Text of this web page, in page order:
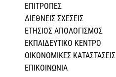
ΕΠΙΤΡΟΠΕΣ
ΔΙΕΘΝΕΙΣ ΣΧΕΣEIΣ
ΕΤΗΣΙΟΣ ΑΠΟΛΟΓΙΣΜΟΣ
ΕΚΠΑΙΔΕΥΤΙΚΟ ΚΕΝΤΡΟ
ΟΙΚΟΝΟΜΙΚΕΣ ΚΑΤΑΣΤΑΣΕΙΣ
ΕΠΙΚΟΙΝΩΝΙΑ